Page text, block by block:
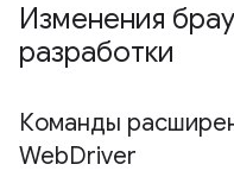
Изменения
разработки
Команды
WebDriver